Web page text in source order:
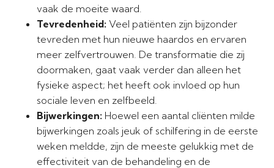
vaak de moeite waard.
Tevredenheid: Veel patiënten zijn bijzonder
tevreden met hun nieuwe haardos en ervaren
meer zelfvertrouwen. De transformatie die zij
doormaken, gaat vaak verder dan alleen het
fysieke aspect; het heeft ook invloed op hun
sociale leven en zelfbeeld.
Bijwerkingen: Hoewel een aantal cliënten milde
bijwerkingen zoals jeuk of schilfering in de eerste
weken meldde, zijn de meeste gelukkig met de
effectiviteit van de behandeling en de